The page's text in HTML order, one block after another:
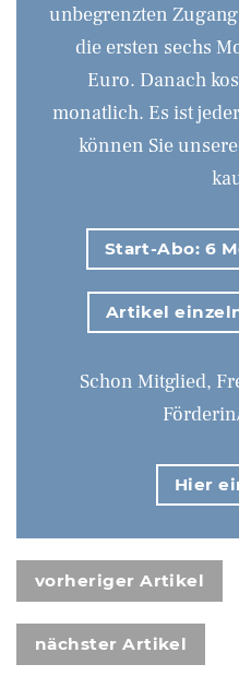
unbegrenzten
die ersten sechs
Euro. Danach
monatlich. Es ist
können Sie
Start-Abo: 6
Artikel
Schon Mitglied,
Hier
vorheriger Artikel
nächster Artikel